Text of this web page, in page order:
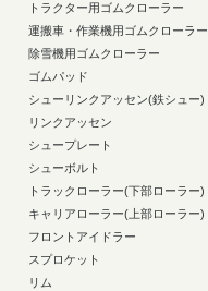
トラクター用ゴムクローラー
運搬車・作業機用ゴムクローラー
除雪機用ゴムクローラー
ゴムパッド
シューリンクアッセン(鉄シュー)
リンクアッセン
シュープレート
シューボルト
トラックローラー(下部ローラー)
キャリアローラー(上部ローラー)
フロントアイドラー
スプロケット
リム